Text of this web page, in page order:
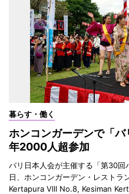
暮らす・働く
ホンコンガーデンで「
年2000人超参加
バリ日本人会が主催する「第30
日、ホンコンガーデン・レストラ
Kertapura Vlll No.8, Kesiman